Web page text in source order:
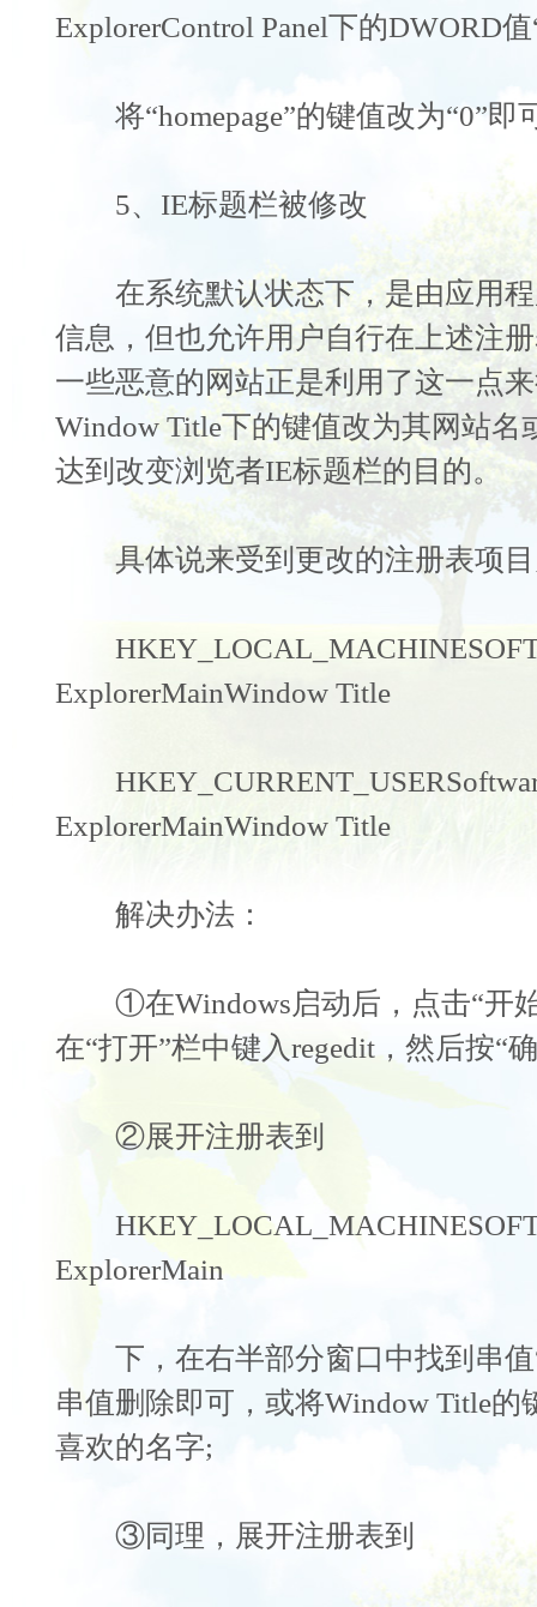
ExplorerControl Panel下的DWORD值
将“homepage”的键值改为“0”即
5、IE标题栏被修改
在系统默认状态下，是由应用程
信息，但也允许用户自行在上述注
一些恶意的网站正是利用了这一点
Window Title下的键值改为其网站名
达到改变浏览者IE标题栏的目的。
具体说来受到更改的注册表项目
ExplorerMainWindow Title
ExplorerMainWindow Title
解决办法：
①在Windows启动后，点击“开
在“打开”栏中键入regedit，然后按“
②展开注册表到
ExplorerMain
下，在右半部分窗口中找到串值
串值删除即可，或将Window Title的
喜欢的名字;
③同理，展开注册表到